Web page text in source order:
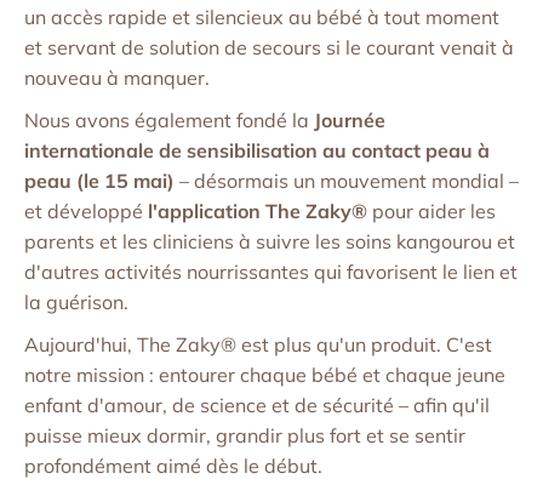
un accès rapide et silencieux au bébé à tout moment
et servant de solution de secours si le courant venait à
nouveau à manquer.
Nous avons également fondé la Journée
internationale de sensibilisation au contact peau à
peau (le 15 mai) – désormais un mouvement mondial –
et développé l'application The Zaky® pour aider les
parents et les cliniciens à suivre les soins kangourou et
d'autres activités nourrissantes qui favorisent le lien et
la guérison.
Aujourd'hui, The Zaky® est plus qu'un produit. C'est
notre mission : entourer chaque bébé et chaque jeune
enfant d'amour, de science et de sécurité – afin qu'il
puisse mieux dormir, grandir plus fort et se sentir
profondément aimé dès le début.